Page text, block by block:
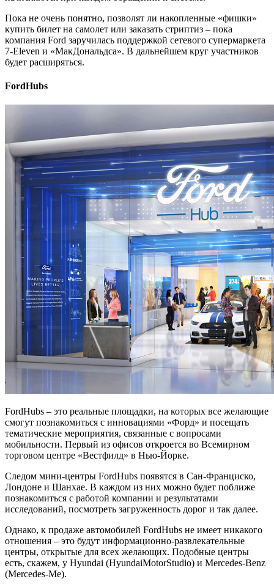
Пока не очень понятно, позволят ли накопленные «фишки»
купить билет на самолет или заказать стриптиз – пока
компания Ford заручилась поддержкой сетевого супермаркета
7-Eleven и «МакДональдса». В дальнейшем круг участников
будет расширяться.
FordHubs
FordHubs – это реальные площадки, на которых все желающие
смогут познакомиться с инновациями «Форд» и посещать
тематические мероприятия, связанные с вопросами
мобильности. Первый из офисов откроется во Всемирном
торговом центре «Вестфилд» в Нью-Йорке.
Следом мини-центры FordHubs появятся в Сан-Франциско,
Лондоне и Шанхае. В каждом из них можно будет поближе
познакомиться с работой компании и результатами
исследований, посмотреть загруженность дорог и так далее.
Однако, к продаже автомобилей FordHubs не имеет никакого
отношения – это будут информационно-развлекательные
центры, открытые для всех желающих. Подобные центры
есть, скажем, у Hyundai (HyundaiMotorStudio) и Mercedes-Benz
(Mercedes-Me).